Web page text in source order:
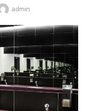
Author
admin